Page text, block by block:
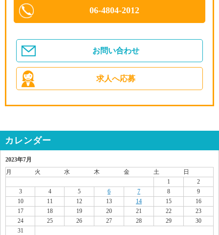
06-4804-2012
お問い合わせ
求人へ応募
カレンダー
2023年7月
月
火 水 木 金 土 日
1
2
3
4 5 6 7 8
9
10
11 12 13 14 15
16
17
18 19 20 21 22
23
24
25 26 27 28 29
30
31